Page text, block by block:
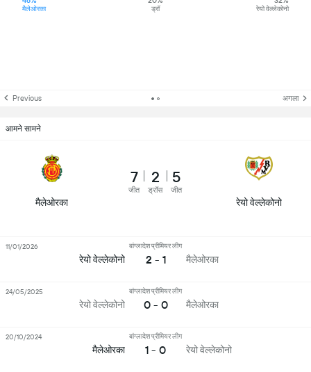
मैलेओरका ड्रॉ रेयो वेल्लेकोनो
Previous अगला
आमने सामने
मैलेओरका
7
जीत
2
ड्रॉस
5
जीत
रेयो वेल्लेकोनो
रेयो वेल्लेकोनो
बांग्लादेश प्रीमियर लीग
2 - 1 मैलेओरका
11/01/2026
रेयो वेल्लेकोनो
बांग्लादेश प्रीमियर लीग
0 - 0 मैलेओरका
24/05/2025
मैलेओरका
बांग्लादेश प्रीमियर लीग
1 - 0 रेयो वेल्लेकोनो
20/10/2024